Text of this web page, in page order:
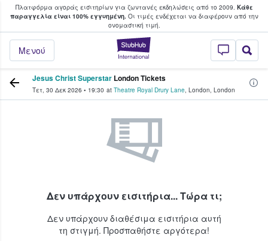
Πλατφόρμα αγοράς εισιτηρίων για ζωντανές εκδηλώσεις από το 2009. Κάθε
παραγγελία είναι 100% εγγυημένη.Οι τιμές ενδέχεται να διαφέρουν από την
oνομαστική τιμή.
StubHub - Όπου
Μενού
φαν αγοράζουν και πουλούν
Jesus Christ Superstar London Tickets
Τετ, 30 Δεκ 2026 • 19:30 at Theatre Royal Drury Lane, London, London
Δεν υπάρχουν εισιτήρια... Τώρα τι;
Δεν υπάρχουν διαθέσιμα εισιτήρια αυτή
τη στιγμή. Προσπαθήστε αργότερα!